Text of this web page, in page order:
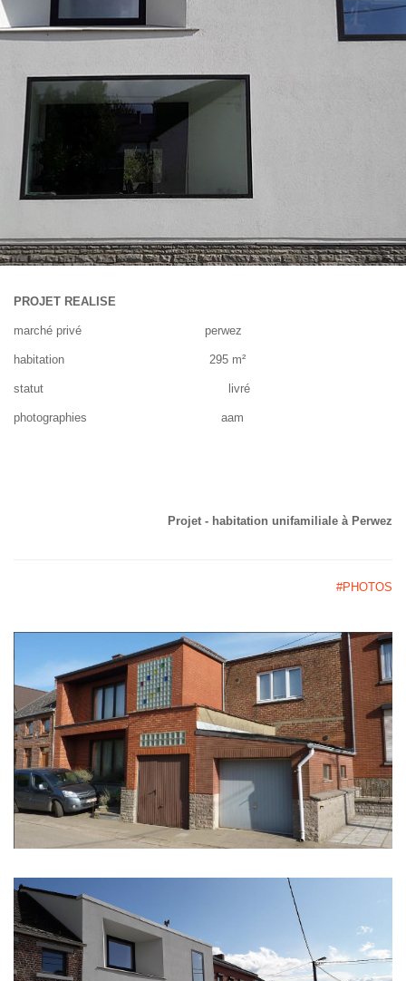
PROJET REALISE
marché privé perwez
habitation 295 m²
statut livré
photographies aam
Projet - habitation unifamiliale à Perwez
#PHOTOS